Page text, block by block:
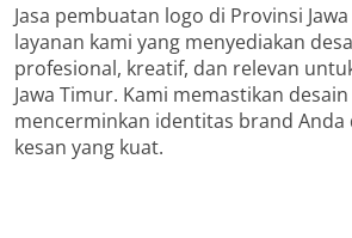
Jasa pembuatan logo di Provinsi
layanan kami yang menyediakan
profesional, kreatif, dan relevan
Jawa Timur. Kami memastikan
mencerminkan identitas brand Anda
kesan yang kuat.